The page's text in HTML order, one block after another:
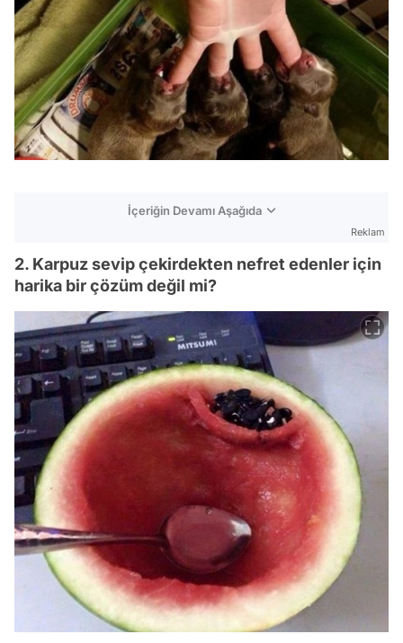
İçeriğin Devamı Aşağıda
Reklam
2. Karpuz sevip çekirdekten nefret edenler için
harika bir çözüm değil mi?